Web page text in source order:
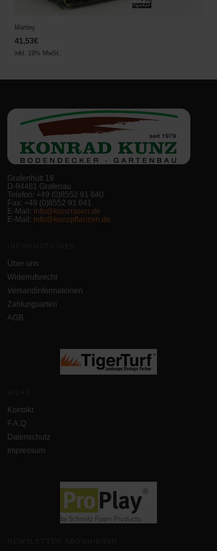
Martley
41,53€
inkl. 19% MwSt.
Grafenhütt 19
D-94481 Grafenau
Telefon: +49 (0)8552 91 640
Fax: +49 (0)8552 91 641
E-Mail: info@kunzrasen.de
E-Mail: info@kunzpflanzen.de
Über uns
Widerrufsrecht
Versandinformationen
Zahlungsarten
AGB
Kontakt
F.A.Q
Datenschutz
Impressum